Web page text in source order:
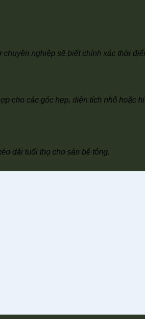
nghiệp sẽ biết chính xác thời
cho các góc hẹp, diện tích nhỏ hoặc
dài tuổi thọ cho sàn bê tông.